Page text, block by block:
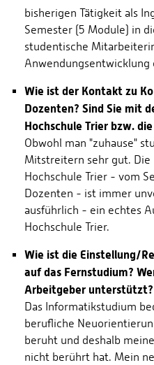
bisherigen Tätigkeit als
Semester (5 Module) in
studentische
Anwendungsentwicklung
Wie ist der Kontakt zu
Dozenten? Sind Sie mit
Hochschule Trier bzw.
Obwohl man "zuhause"
Mitstreitern sehr gut.
Hochschule Trier - vom
Dozenten - ist immer
ausführlich - ein echtes
Hochschule Trier.
Wie ist die Einstellung/
auf das Fernstudium?
Arbeitgeber unterstützt?
Das Informatikstudium
berufliche
beruht und deshalb
nicht berührt hat. Mein